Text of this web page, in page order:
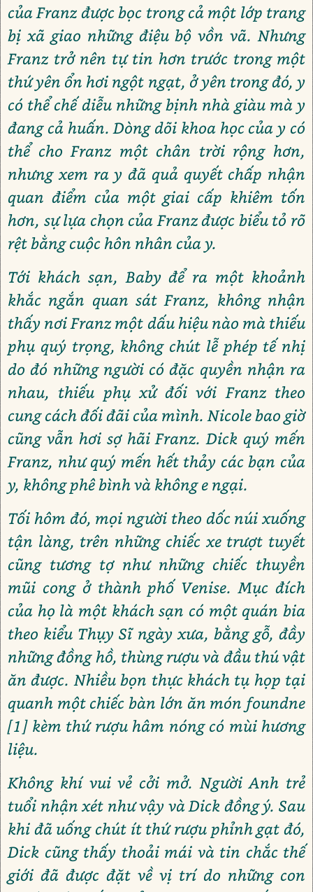
của Franz được bọc trong cả một lớp trang
bị xã giao những điệu bộ vồn vã. Nhưng
Franz trở nên tự tin hơn trước trong một
thứ yên ổn hơi ngột ngạt, ở yên trong đó, y
có thể chế diễu những bịnh nhà giàu mà y
đang cả huấn. Dòng dõi khoa học của y có
thể cho Franz một chân trời rộng hơn,
nhưng xem ra y đã quả quyết chấp nhận
quan điểm của một giai cấp khiêm tốn
hơn, sự lựa chọn của Franz được biểu tỏ rõ
rệt bằng cuộc hôn nhân của y.
Tới khách sạn, Baby để ra một khoảnh
khắc ngắn quan sát Franz, không nhận
thấy nơi Franz một dấu hiệu nào mà thiếu
phụ quý trọng, không chút lễ phép tế nhị
do đó những người có đặc quyền nhận ra
nhau, thiếu phụ xử đối với Franz theo
cung cách đối đãi của mình. Nicole bao giờ
cũng vẫn hơi sợ hãi Franz. Dick quý mến
Franz, như quý mến hết thảy các bạn của
y, không phê bình và không e ngại.
Tối hôm đó, mọi người theo dốc núi xuống
tận làng, trên những chiếc xe trượt tuyết
cũng tương tợ như những chiếc thuyền
mũi cong ở thành phố Venise. Mục đích
của họ là một khách sạn có một quán bia
theo kiểu Thụy Sĩ ngày xưa, bằng gỗ, đầy
những đồng hồ, thùng rượu và đầu thú vật
ăn được. Nhiều bọn thực khách tụ họp tại
quanh một chiếc bàn lớn ăn món foundne
[1] kèm thứ rượu hâm nóng có mùi hương
liệu.
Không khí vui vẻ cởi mở. Người Anh trẻ
tuổi nhận xét như vậy và Dick đồng ý. Sau
khi đã uống chút ít thứ rượu phỉnh gạt đó,
Dick cũng thấy thoải mái và tin chắc thế
giới đã được đặt về vị trí do những con